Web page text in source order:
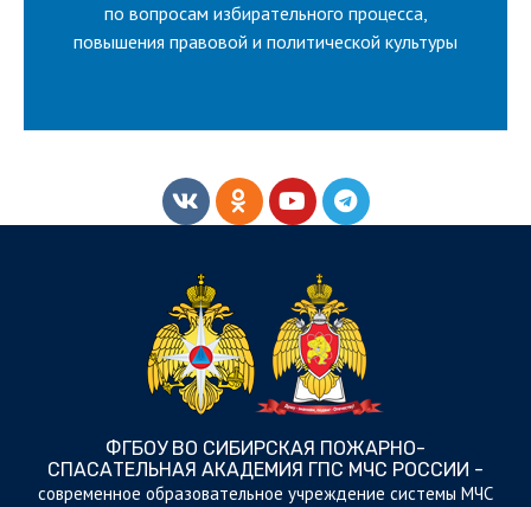
по вопросам избирательного процесса,
повышения правовой и политической культуры
ВСЕРОССИЙСКИЙ КОНКУРС НА
ЛУЧШУЮ РАБОТУ
ФГБОУ ВО СИБИРСКАЯ ПОЖАРНО-
СПАСАТЕЛЬНАЯ АКАДЕМИЯ ГПС МЧС РОССИИ -
cовременное образовательное учреждение системы МЧС